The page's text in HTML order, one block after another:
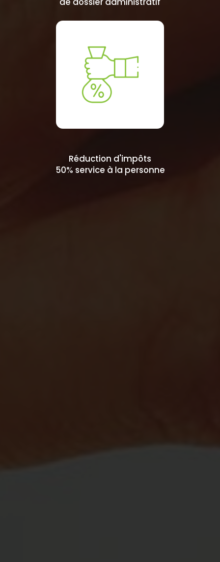
Réduction d'impôts
50% service à la personne